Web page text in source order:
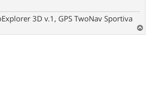
3D v.1, GPS TwoNav Sportiva
a